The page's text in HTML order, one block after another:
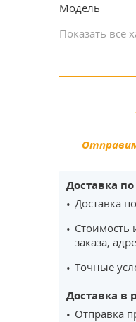
Модель
Показать все
Доставка
Доставка
Стоимость
заказа,
Точные
Доставка в
Отправка